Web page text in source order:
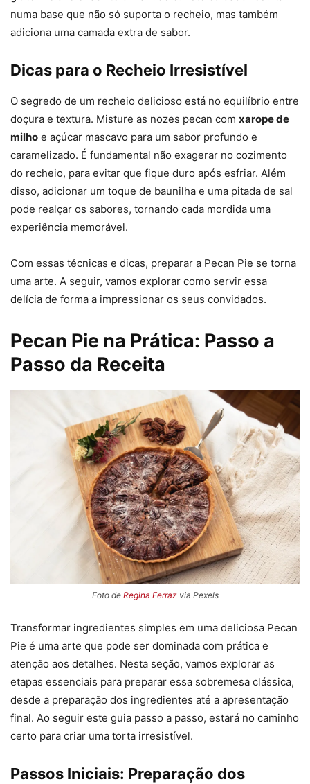
numa base que não só suporta o recheio, mas também
adiciona uma camada extra de sabor.
Dicas para o Recheio Irresistível
O segredo de um recheio delicioso está no equilíbrio entre
doçura e textura. Misture as nozes pecan com xarope de
milho e açúcar mascavo para um sabor profundo e
caramelizado. É fundamental não exagerar no cozimento
do recheio, para evitar que fique duro após esfriar. Além
disso, adicionar um toque de baunilha e uma pitada de sal
pode realçar os sabores, tornando cada mordida uma
experiência memorável.
Com essas técnicas e dicas, preparar a Pecan Pie se torna
uma arte. A seguir, vamos explorar como servir essa
delícia de forma a impressionar os seus convidados.
Pecan Pie na Prática: Passo a
Passo da Receita
Foto de Regina Ferrazvia Pexels
Transformar ingredientes simples em uma deliciosa Pecan
Pie é uma arte que pode ser dominada com prática e
atenção aos detalhes. Nesta seção, vamos explorar as
etapas essenciais para preparar essa sobremesa clássica,
desde a preparação dos ingredientes até a apresentação
final. Ao seguir este guia passo a passo, estará no caminho
certo para criar uma torta irresistível.
Passos Iniciais: Preparação dos